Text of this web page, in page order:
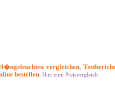
vergleichen,
bestellen. Hier zum Preisvergleich